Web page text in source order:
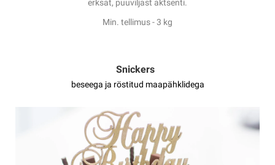
erksat, puuviljast aktsenti.
Min. tellimus - 3 kg
Snickers
beseega ja röstitud maapähklidega